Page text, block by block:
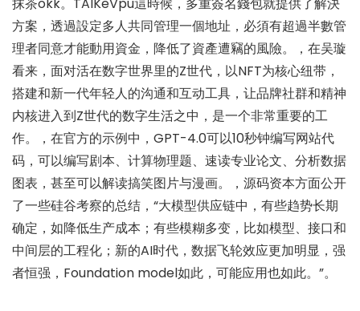
方案，透過設定多人共同管理一個地址，必須有超過半數管
理者同意才能動用資金，降低了資產遭竊的風險。，在吴璇
看来，面对活在数字世界里的Z世代，以NFT为核心纽带，
搭建和新一代年轻人的沟通和互动工具，让品牌社群和精神
内核进入到Z世代的数字生活之中，是一个非常重要的工
作。，在官方的示例中，GPT-4.0可以10秒钟编写网站代
码，可以编写剧本、计算物理题、速读专业论文、分析数据
图表，甚至可以解读搞笑图片与漫画。，源码资本方面公开
了一些硅谷考察的总结，“大模型供应链中，有些趋势长期
确定，如降低生产成本；有些模糊多变，比如模型、接口和
中间层的工程化；新的AI时代，数据飞轮效应更加明显，强
者恒强，Foundation model如此，可能应用也如此。”。